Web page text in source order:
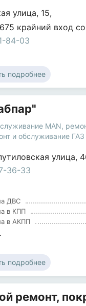
улица, 15,
крайний вход
84-03
подробнее
MAN,
и обслуживание ГАЗ
улица,
36-33
ДВС
в КПП
в АКПП
подробнее
ремонт,